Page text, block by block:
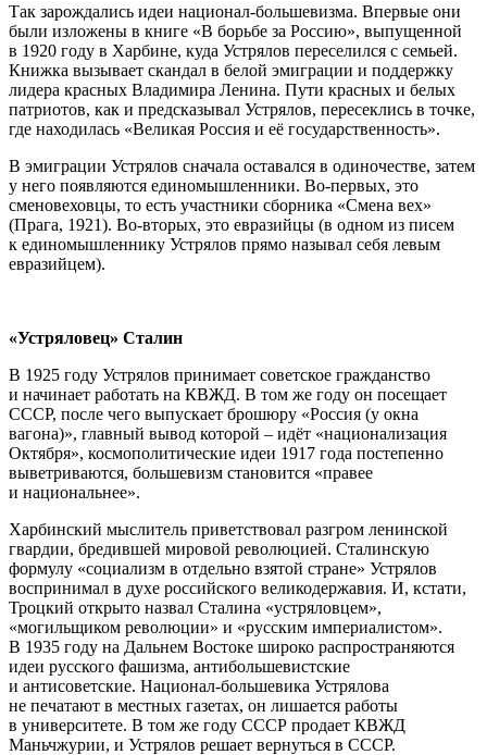
Так зарождались идеи национал-большевизма. Впервые они
были изложены в книге «В борьбе за Россию», выпущенной
в 1920 году в Харбине, куда Устрялов переселился с семьей.
Книжка вызывает скандал в белой эмиграции и поддержку
лидера красных Владимира Ленина. Пути красных и белых
патриотов, как и предсказывал Устрялов, пересеклись в точке,
где находилась «Великая Россия и её государственность».
В эмиграции Устрялов сначала оставался в одиночестве, затем
у него появляются единомышленники. Во-первых, это
сменовеховцы, то есть участники сборника «Смена вех»
(Прага, 1921). Во-вторых, это евразийцы (в одном из писем
к единомышленнику Устрялов прямо называл себя левым
евразийцем).
«Устряловец» Сталин
В 1925 году Устрялов принимает советское гражданство
и начинает работать на КВЖД. В том же году он посещает
СССР, после чего выпускает брошюру «Россия (у окна
вагона)», главный вывод которой – идёт «национализация
Октября», космополитические идеи 1917 года постепенно
выветриваются, большевизм становится «правее
и национальнее».
Харбинский мыслитель приветствовал разгром ленинской
гвардии, бредившей мировой революцией. Сталинскую
формулу «социализм в отдельно взятой стране» Устрялов
воспринимал в духе российского великодержавия. И, кстати,
Троцкий открыто назвал Сталина «устряловцем»,
«могильщиком революции» и «русским империалистом».
В 1935 году на Дальнем Востоке широко распространяются
идеи русского фашизма, антибольшевистские
и антисоветские. Национал-большевика Устрялова
не печатают в местных газетах, он лишается работы
в университете. В том же году СССР продает КВЖД
Маньчжурии, и Устрялов решает вернуться в СССР.